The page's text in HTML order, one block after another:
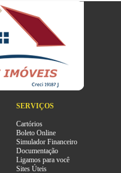
SERVIÇOS
Cartórios
Boleto Online
Simulador Financeiro
Documentação
Ligamos para você
Sites Úteis